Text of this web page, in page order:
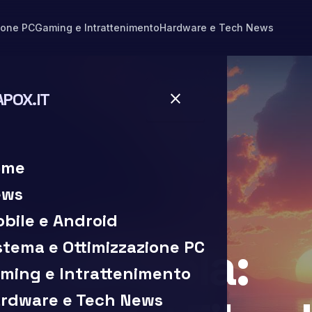
PCGaming e IntrattenimentoHardware e Tech News
close
e Android
e Ottimizzazione PC
e Intrattenimento
e Tech News
dell’Isola: